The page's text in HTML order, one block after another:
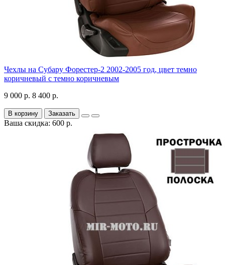
Чехлы на Субару Форестер-2 2002-2005 год, цвет темно
коричневый с темно коричневым
9 000 р. 8 400 р.
В корзину Заказать
Ваша скидка: 600 р.